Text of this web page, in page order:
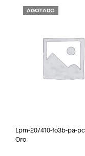
AGOTADO
Lpm-20/410-fo3b-pa-pc
Oro